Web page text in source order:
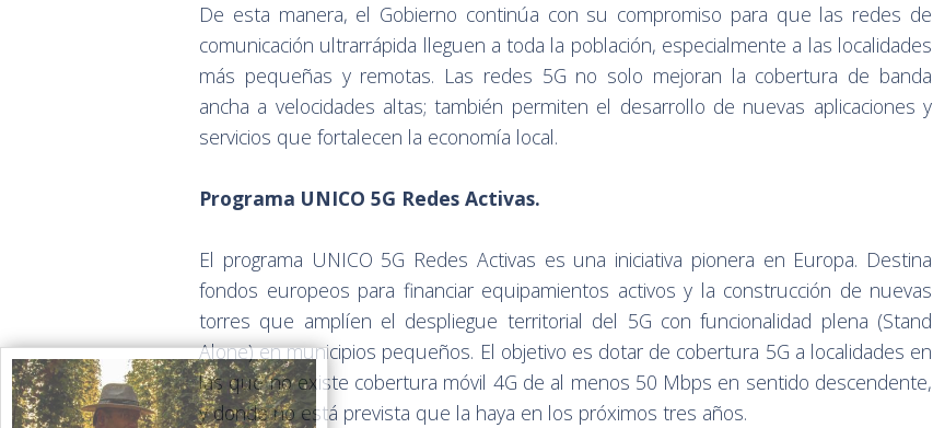
De esta manera, el Gobierno continúa con su compromiso para que las redes de
comunicación ultrarrápida lleguen a toda la población, especialmente a las localidades
más pequeñas y remotas. Las redes 5G no solo mejoran la cobertura de banda
ancha a velocidades altas; también permiten el desarrollo de nuevas aplicaciones y
servicios que fortalecen la economía local.
Programa UNICO 5G Redes Activas.
El programa UNICO 5G Redes Activas es una iniciativa pionera en Europa. Destina
fondos europeos para financiar equipamientos activos y la construcción de nuevas
torres que amplíen el despliegue territorial del 5G con funcionalidad plena (Stand
Alone) en municipios pequeños. El objetivo es dotar de cobertura 5G a localidades en
las que no existe cobertura móvil 4G de al menos 50 Mbps en sentido descendente,
y donde no está prevista que la haya en los próximos tres años.